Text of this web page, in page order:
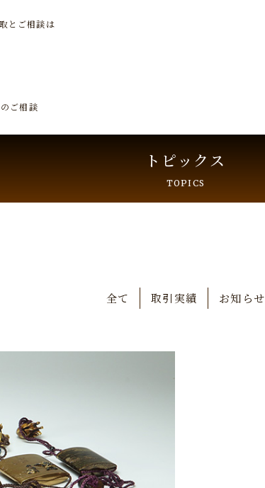
とご相談は
ご相談
トピックス
TOPICS
全て 取引実績 お知らせ